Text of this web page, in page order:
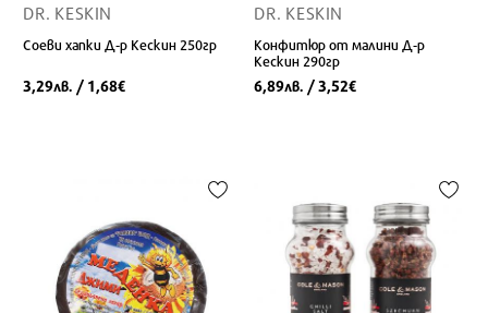
DR. KESKIN
Соеви хапки Д-р Кескин 250гр
3,29лв. / 1,68€
DR. KESKIN
Конфитюр от малини Д-р
Кескин 290гр
6,89лв. / 3,52€